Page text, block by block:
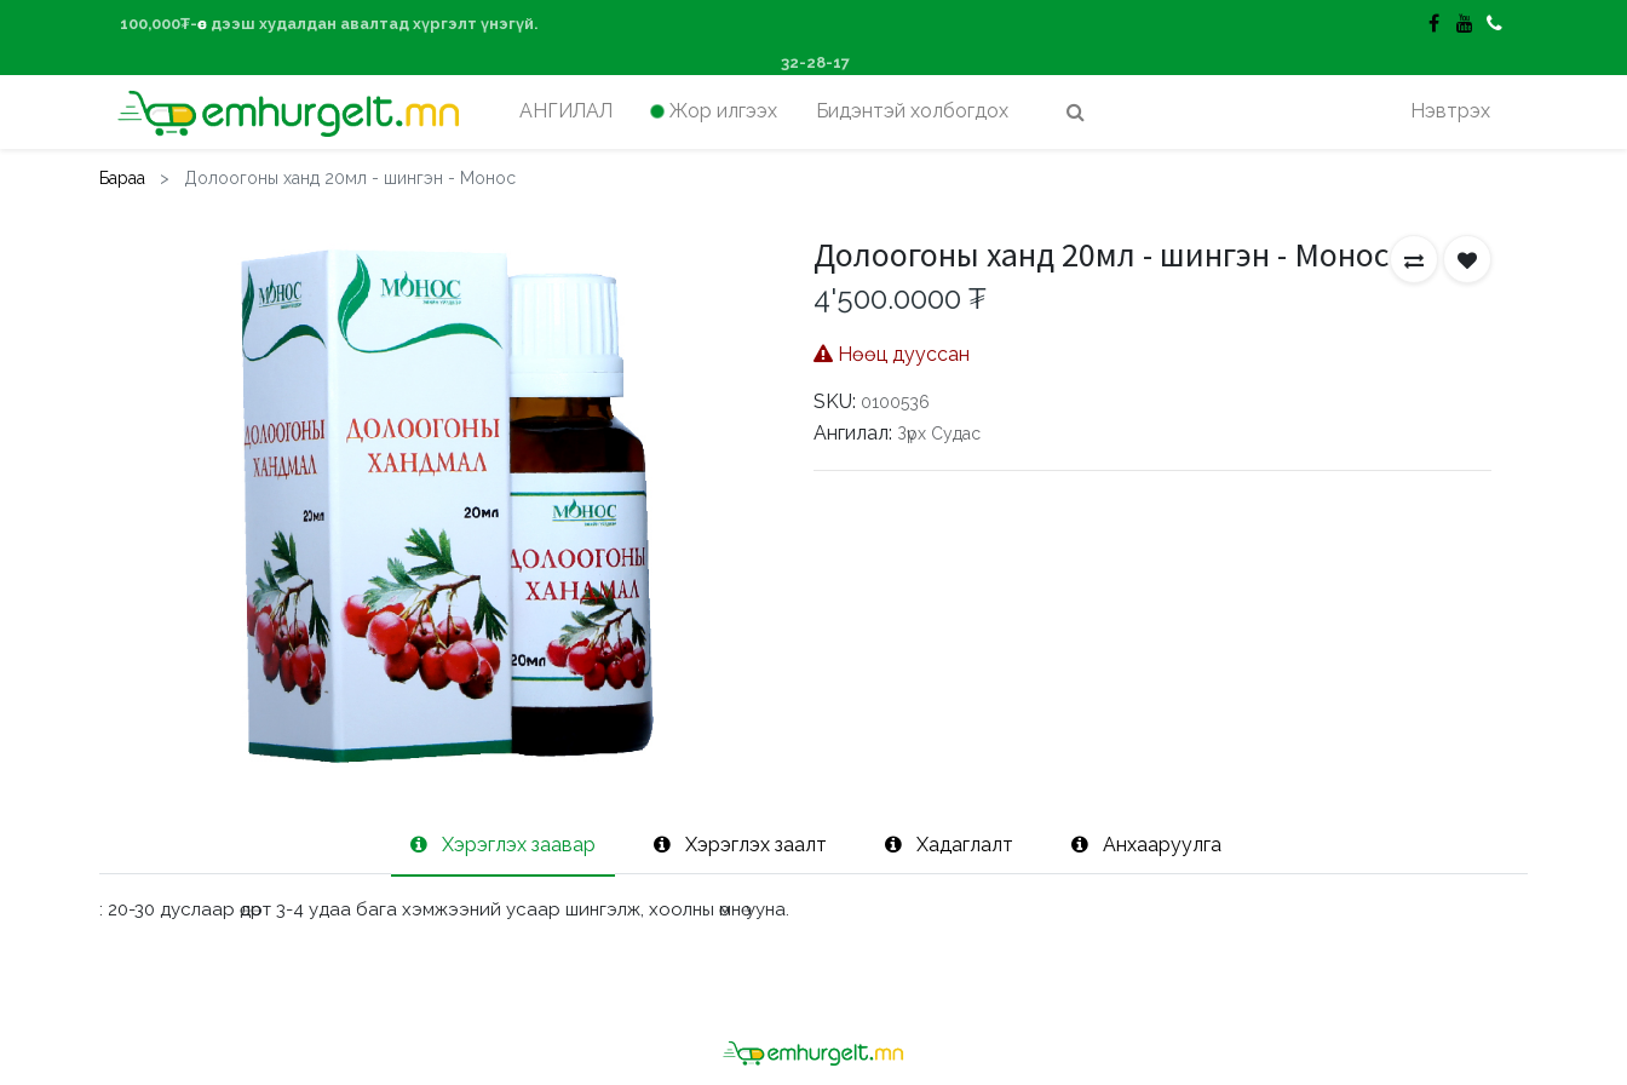
100,000₮-өөс дээш худалдан авалтад хүргэлт үнэгүй.
32-28-17
АНГИЛАЛ Жор илгээх Бидэнтэй холбогдох Нэвтрэх
Бараа Долоогоны ханд 20мл - шингэн - Монос
Долоогоны ханд 20мл - шингэн - Монос
4'500.0000 ₮
Нөөц дууссан
SKU: 0100536
Ангилал: Зүрх Судас
Хэрэглэх заавар Хэрэглэх заалт Хадаглалт Анхааруулга
: 20-30 дуслаар өдөрт 3-4 удаа бага хэмжээний усаар шингэлж, хоолны өмнө ууна.